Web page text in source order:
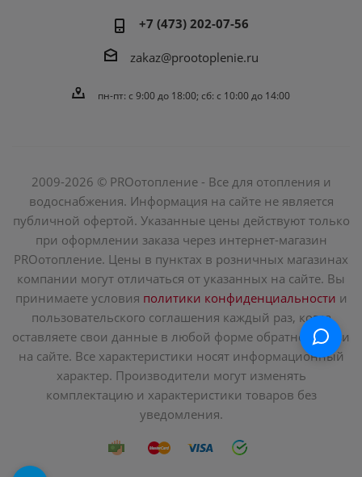
+7 (473) 202-07-56
zakaz@prootoplenie.ru
пн-пт: c 9:00 до 18:00; сб: с 10:00 до 14:00
2009-2026 © PROотопление - Все для отопления и
водоснабжения. Информация на сайте не является
публичной офертой. Указанные цены действуют только
при оформлении заказа через интернет-магазин
PROотопление. Цены в пунктах в розничных магазинах
компании могут отличаться от указанных на сайте. Вы
принимаете условия политики конфиденциальности и
пользовательского соглашения каждый раз, когда
оставляете свои данные в любой форме обратной связи
на сайте. Все характеристики носят информационный
характер. Производители могут изменять
комплектацию и характеристики товаров без
уведомления.